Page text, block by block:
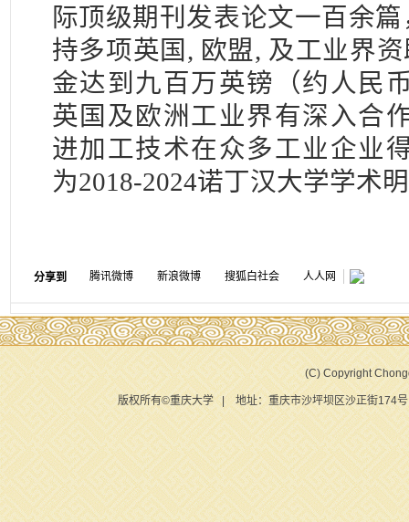
际顶级期刊发表论文一百余
持多项英国, 欧盟, 及工业界
金达到九百万英镑（约人民
英国及欧洲工业界有深入合
进加工技术在众多工业企业
为2018-2024诺丁汉大学学术
分享到 腾讯微博 新浪微博 搜狐白社会 人人网
(C) Copyright
版权所有©重庆大学 | 地址：重庆市沙坪坝区沙正街